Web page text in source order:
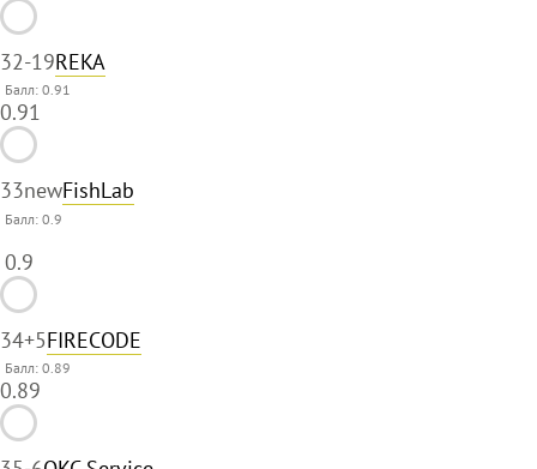
32-19REKA
Балл: 0.91
0.91
33newFishLab
Балл:0.9
0.9
34+5FIRECODE
Балл: 0.89
0.89